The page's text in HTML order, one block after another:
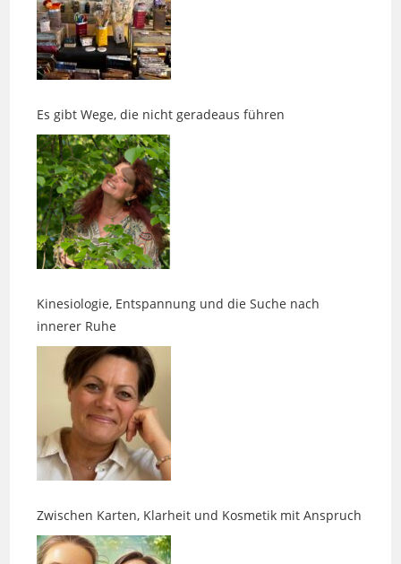
Es gibt Wege, die nicht geradeaus führen
Kinesiologie, Entspannung und die Suche nach
Zwischen Karten, Klarheit und Kosmetik mit Anspruch